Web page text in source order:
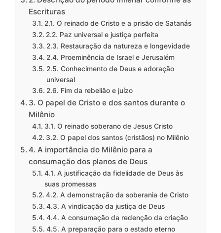
Escrituras
2.1. O reinado de Cristo e a prisão de Satanás
2.2. Paz universal e justiça perfeita
2.3. Restauração da natureza e longevidade
2.4. Proeminência de Israel e Jerusalém
2.5. Conhecimento de Deus e adoração
universal
2.6. Fim da rebelião e juízo
3. O papel de Cristo e dos santos durante o
Milênio
3.1. O reinado soberano de Jesus Cristo
3.2. O papel dos santos (cristãos) no Milênio
4. A importância do Milênio para a
consumação dos planos de Deus
4.1. A justificação da fidelidade de Deus às
suas promessas
4.2. A demonstração da soberania de Cristo
4.3. A vindicação da justiça de Deus
4.4. A consumação da redenção da criação
4.5. A preparação para o estado eterno